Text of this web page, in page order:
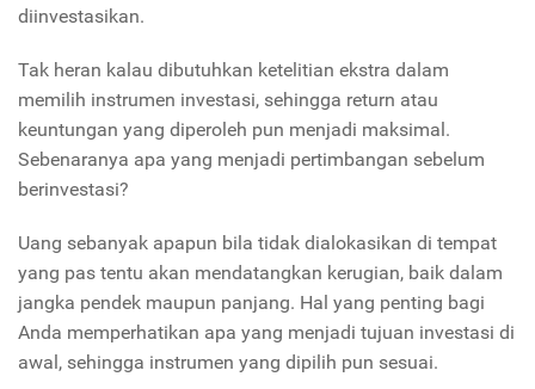
diinvestasikan.
Tak heran kalau dibutuhkan ketelitian ekstra dalam
memilih instrumen investasi, sehingga return atau
keuntungan yang diperoleh pun menjadi maksimal.
Sebenaranya apa yang menjadi pertimbangan sebelum
berinvestasi?
Uang sebanyak apapun bila tidak dialokasikan di tempat
yang pas tentu akan mendatangkan kerugian, baik dalam
jangka pendek maupun panjang. Hal yang penting bagi
Anda memperhatikan apa yang menjadi tujuan investasi di
awal, sehingga instrumen yang dipilih pun sesuai.